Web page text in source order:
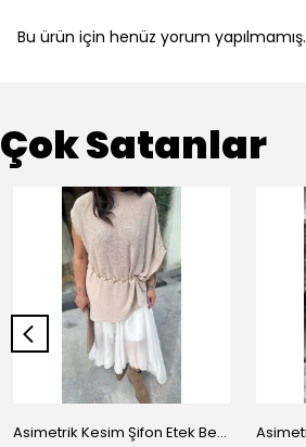
Bu ürün için henüz yorum yapılmamış.
Çok Satanlar
Asimetrik Kesim Şifon Etek Beyaz